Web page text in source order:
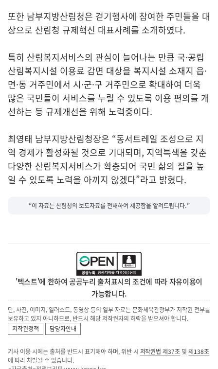
또한 남부지방산림청은 걷기행사에 참여한 주민들을 대
상으로 산림청 규제혁신 대표사례를 소개하였다.
특히 산림복지서비스의 관심이 늘어나는 만큼 국·공립
산림복지시설 이용료 감면 대상을 복지시설 소재지 읍·
면·동 거주민에서 시·군·구 거주민으로 확대하여 더욱
많은 국민들이 서비스를 누릴 수 있도록 이용 편의를 개
선하는 등 규제개선을 위해 노력중이다.
최영태 남부지방산림청장은 “동서트레일 조성으로 지
역 경제가 활성화될 것으로 기대되며, 지역특색을 갖춘
다양한 산림복지서비스가 확충되어 국민 삶의 질을 높
일 수 있도록 노력을 아끼지 않겠다”라고 밝혔다.
“이 자료는 산림청의 보도자료를 전재하여 제공함을 알려드립니다.”
'텍스트'에 한하여 공공누리 출처표시의 조건에 따라 자유이용이
가능합니다.
단, 사진, 이미지, 일러스트, 동영상 등의 일부 자료는 문화체육관광부가 저작권 전부를
보유하고 있지 아니하므로, 반드시 해당 저작권자의 허락을 받으셔야 합니다.
저작권정책
담당자안내
기사 이용 시에는 출처를 반드시 표기해야 하며, 위반 시 저작권법 제37조 및제138조
에 따라 처벌될 수 있습니다.